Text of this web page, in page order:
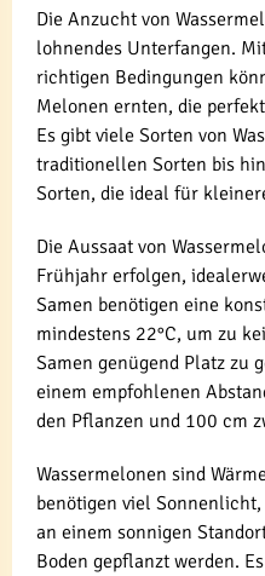
Die Anzucht von
lohnendes Unterfangen.
richtigen Bedingungen
Melonen ernten, die
Es gibt viele Sorten von
traditionellen Sorten bis
Sorten, die ideal für
Die Aussaat von
Frühjahr erfolgen,
Samen benötigen eine
mindestens 22°C, um zu
Samen genügend Platz zu
einem empfohlenen
den Pflanzen und 100 cm
Wassermelonen sind
benötigen viel
an einem sonnigen
Boden gepflanzt werden.